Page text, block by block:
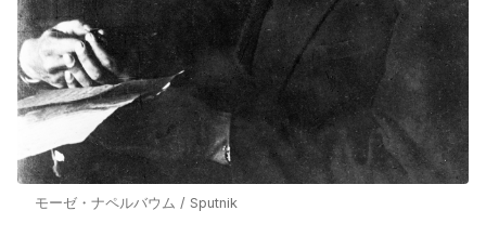
モーゼ・ナペルバウム / Sputnik